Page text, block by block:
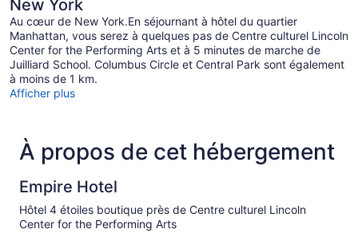
New York
Au cœur de New York.En séjournant à hôtel du quartier
Manhattan, vous serez à quelques pas de Centre culturel Lincoln
Center for the Performing Arts et à 5 minutes de marche de
Juilliard School. Columbus Circle et Central Park sont également
à moins de 1 km.
Afficher plus
À propos de cet hébergement
Empire Hotel
Hôtel 4 étoiles boutique près de Centre culturel Lincoln
Center for the Performing Arts